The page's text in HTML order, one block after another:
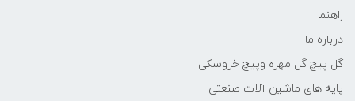
راهنما
درباره ما
گل پیچ گل مهره وپیچ خروسکی
پایه های ماشین آلات صنعتی